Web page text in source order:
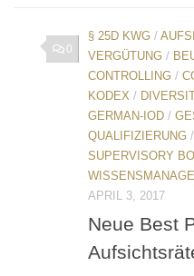
0
§ 25D KWG /
VERGÜTUNG /
CONTROLLING /
KODEX /
GERMAN-IOD /
QUALIFIZIERUNG /
SUPERVISORY
APRIL 3, 2017
Neue Best